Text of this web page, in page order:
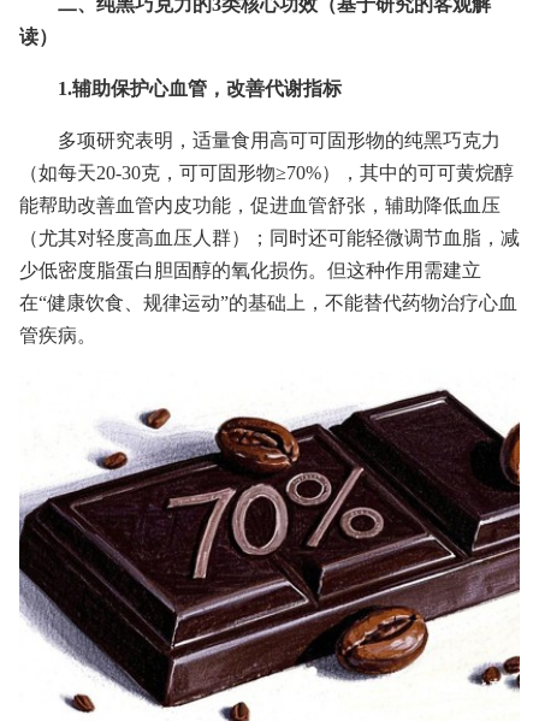
二、纯黑巧克力的3类核心功效（基于研究的客观解
读）
1.辅助保护心血管，改善代谢指标
多项研究表明，适量食用高可可固形物的纯黑巧克力
（如每天20-30克，可可固形物≥70%），其中的可可黄烷醇
能帮助改善血管内皮功能，促进血管舒张，辅助降低血压
（尤其对轻度高血压人群）；同时还可能轻微调节血脂，减
少低密度脂蛋白胆固醇的氧化损伤。但这种作用需建立
在“健康饮食、规律运动”的基础上，不能替代药物治疗心血
管疾病。